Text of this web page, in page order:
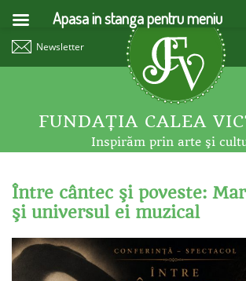
Newsletter
FUNDAŢIA CALEA
Inspirăm prin arte şi
Între cântec şi poveste:
şi universul ei muzical
Apasa in stanga pentru meniu